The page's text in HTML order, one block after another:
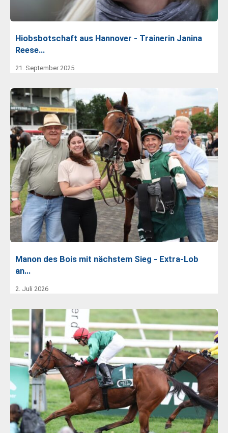
Hiobsbotschaft aus Hannover - Trainerin Janina
Reese…
21. September 2025
Manon des Bois mit nächstem Sieg - Extra-Lob
an…
2. Juli 2026